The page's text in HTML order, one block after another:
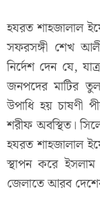
হযরত শাহজালাল
সফরসঙ্গী শেখ
নির্দেশ দেন যে,
জনপদের মাটির
উপাধি হয় চাষণী
শরীফ অবস্থিত।
হযরত শাহজালাল
স্থাপন করে ইসলাম
জেলাতে আরব